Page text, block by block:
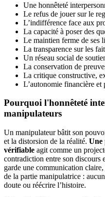
Une honnêteté
Le refus de jouer sur le
L’indifférence face aux
La capacité à poser des
Le maintien ferme de ses
La transparence sur les
Un réseau social de
La conservation de
La critique constructive,
L’autonomie financière et
Pourquoi l'honnêteté
manipulateurs
Un manipulateur bâtit son
et la distorsion de la réalité. Une
vérifiable agit comme un
contradiction entre son discours
garde une communication
de la partie manipulatrice :
doute ou réécrire l’histoire.